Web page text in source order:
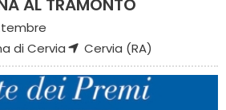
AL TRAMONTO
di Cervia
Cervia (RA)